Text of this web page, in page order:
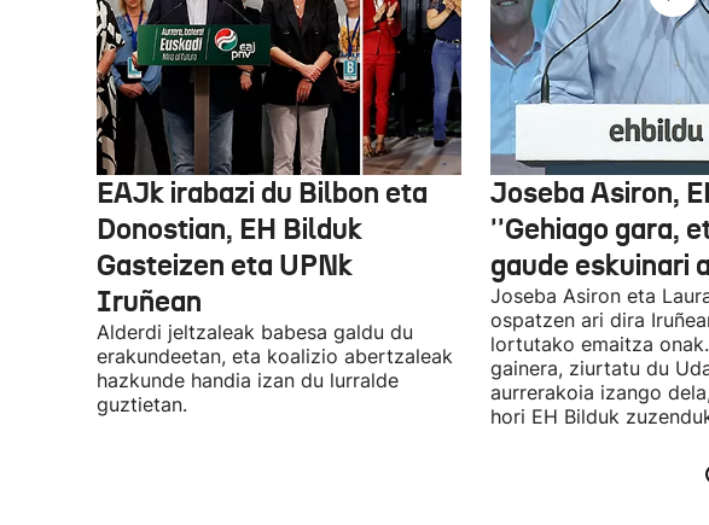
EAJk irabazi du Bilbon eta
Donostian, EH Bilduk
Gasteizen eta UPNk
Iruñean
Alderdi jeltzaleak babesa galdu du
erakundeetan, eta koalizio abertzaleak
hazkunde handia izan du lurralde
guztietan.
Joseba Asiron,
''Gehiago gara,
gaude eskuinari
Joseba Asiron eta
ospatzen ari dira
lortutako emaitza
gainera, ziurtatu du
aurrerakoia izango
hori EH Bilduk